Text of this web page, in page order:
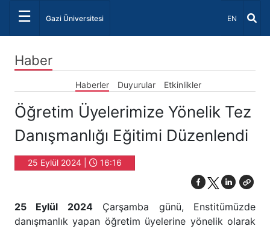
☰ Gazi Üniversitesi Dil Seçiniz
EN
Haber
Haberler Duyurular Etkinlikler
Öğretim Üyelerimize Yönelik Tez
Danışmanlığı Eğitimi Düzenlendi
25 Eylül 2024 | 16:16
25 Eylül 2024Çarşamba günü, Enstitümüzde
danışmanlık yapan öğretim üyelerine yönelik olarak